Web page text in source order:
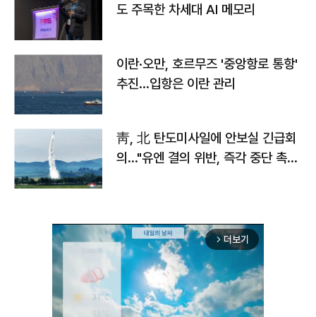
도 주목한 차세대 AI 메모리
이란·오만, 호르무즈 '중앙항로 통항'
추진…입항은 이란 관리
靑, 北 탄도미사일에 안보실 긴급회
의…"유엔 결의 위반, 즉각 중단 촉
arrow_forward_ios 더보기